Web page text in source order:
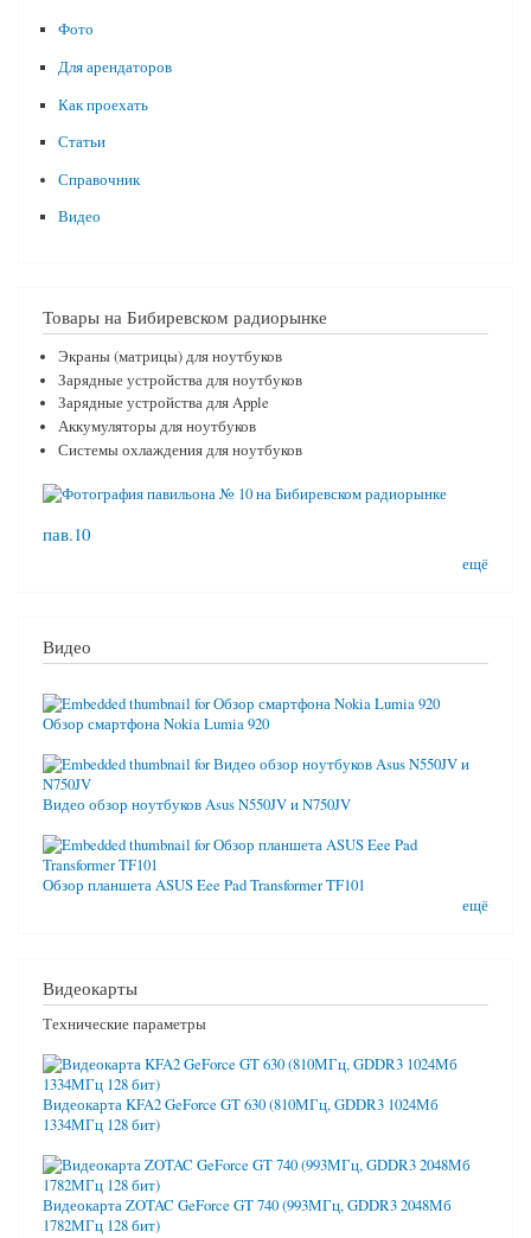
Фото
Для арендаторов
Как проехать
Статьи
Справочник
Видео
Товары на Бибиревском радиорынке
Экраны (матрицы) для ноутбуков
Зарядные устройства для ноутбуков
Зарядные устройства для Apple
Аккумуляторы для ноутбуков
Системы охлаждения для ноутбуков
пав.10
ещё
Видео
Обзор смартфона Nokia Lumia 920
Видео обзор ноутбуков Asus N550JV и N750JV
Обзор планшета ASUS Eee Pad Transformer TF101
ещё
Видеокарты
Технические параметры
Видеокарта KFA2 GeForce GT 630 (810МГц, GDDR3 1024Мб
1334МГц 128 бит)
Видеокарта ZOTAC GeForce GT 740 (993МГц, GDDR3 2048Мб
1782МГц 128 бит)